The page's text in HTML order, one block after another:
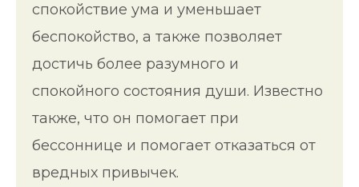
спокойствие ума и уменьшает
беспокойство, а также позволяет
достичь более разумного и
спокойного состояния души. Известно
также, что он помогает при
бессоннице и помогает отказаться от
вредных привычек.